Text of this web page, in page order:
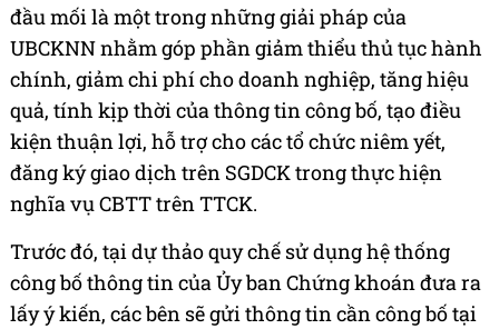
đầu mối là một trong những giải pháp của
UBCKNN nhằm góp phần giảm thiểu thủ tục hành
chính, giảm chi phí cho doanh nghiệp, tăng hiệu
quả, tính kịp thời của thông tin công bố, tạo điều
kiện thuận lợi, hỗ trợ cho các tổ chức niêm yết,
đăng ký giao dịch trên SGDCK trong thực hiện
nghĩa vụ CBTT trên TTCK.
Trước đó, tại dự thảo quy chế sử dụng hệ thống
công bố thông tin của Ủy ban Chứng khoán đưa ra
lấy ý kiến, các bên sẽ gửi thông tin cần công bố tại